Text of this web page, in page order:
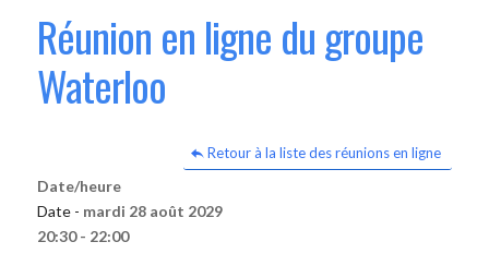
Réunion en ligne du groupe
Waterloo
Retour à la liste des réunions en ligne
Date/heure
Date - mardi 28 août 2029
20:30 - 22:00